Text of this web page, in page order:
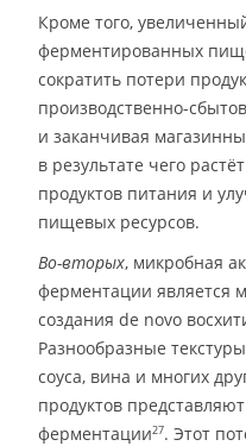
Кроме того,
ферментированных
сократить потери
производственно-
и заканчивая
в результате чего
продуктов питания и
пищевых ресурсов.
Во-вторых, микробная
ферментации является
создания de novo
Разнообразные
соуса, вина и многих
продуктов
ферментации27. Этот